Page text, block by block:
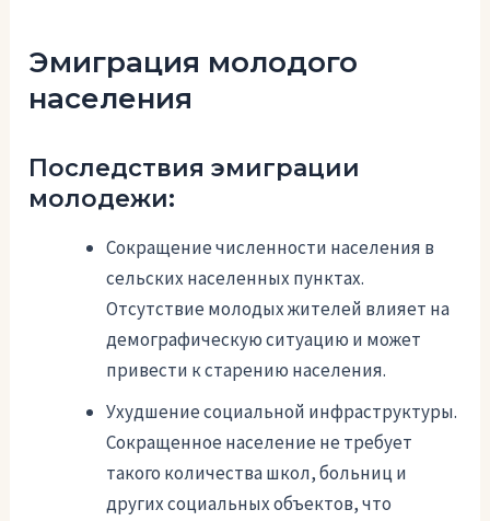
Эмиграция молодого
населения
Последствия эмиграции
молодежи:
Сокращение численности населения в
сельских населенных пунктах.
Отсутствие молодых жителей влияет на
демографическую ситуацию и может
привести к старению населения.
Ухудшение социальной инфраструктуры.
Сокращенное население не требует
такого количества школ, больниц и
других социальных объектов, что